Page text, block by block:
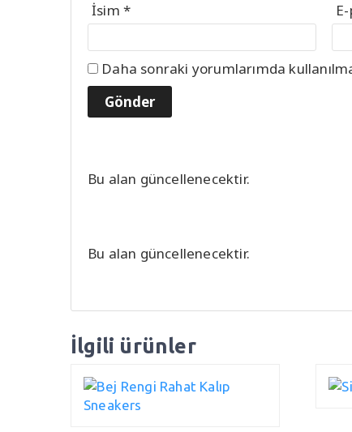
İsim *
Daha sonraki yorumlarımda
Bu alan güncellenecektir.
Bu alan güncellenecektir.
İlgili ürünler